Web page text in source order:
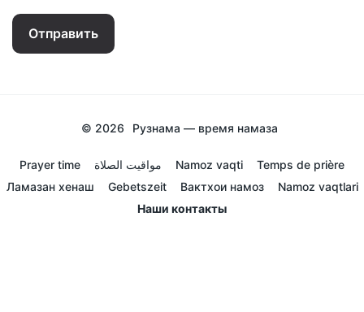
Отправить
© 2026 Рузнама — время намаза
Prayer time مواقيت الصلاة Namoz vaqti
Temps de prière
Ламазан хенаш
Gebetszeit Вактхои намоз
Namoz vaqtlari
Наши контакты